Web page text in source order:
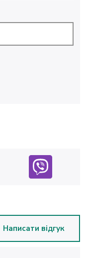
Написати відгук